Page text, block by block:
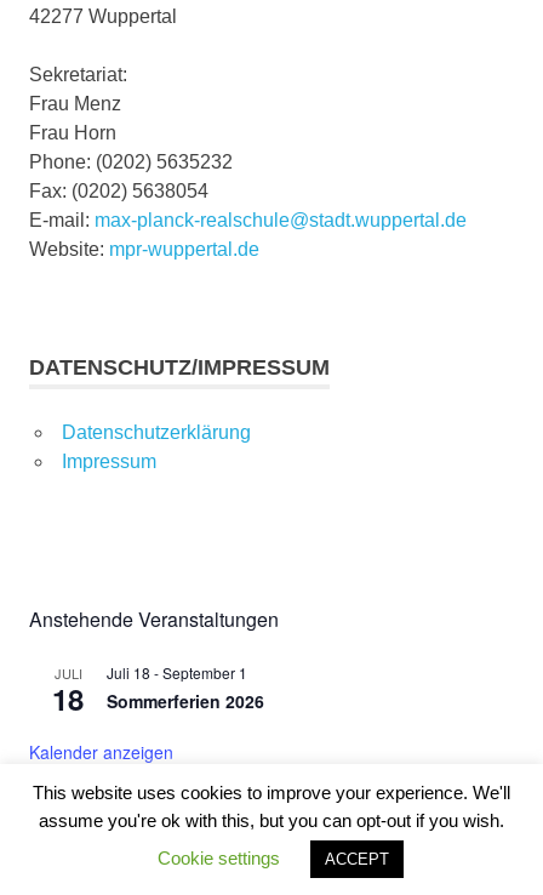
42277 Wuppertal
Sekretariat:
Frau Menz
Frau Horn
Phone: (0202) 5635232
Fax: (0202) 5638054
E-mail: max-planck-realschule@stadt.wuppertal.de
Website: mpr-wuppertal.de
DATENSCHUTZ/IMPRESSUM
Datenschutzerklärung
Impressum
Anstehende Veranstaltungen
JULI
18
Juli 18 -September 1
Sommerferien 2026
Kalender anzeigen
WordPress-Theme: Poseidon von ThemeZee.
This website uses cookies to improve your experience. We'll
assume you're ok with this, but you can opt-out if you wish.
Cookie settings
ACCEPT